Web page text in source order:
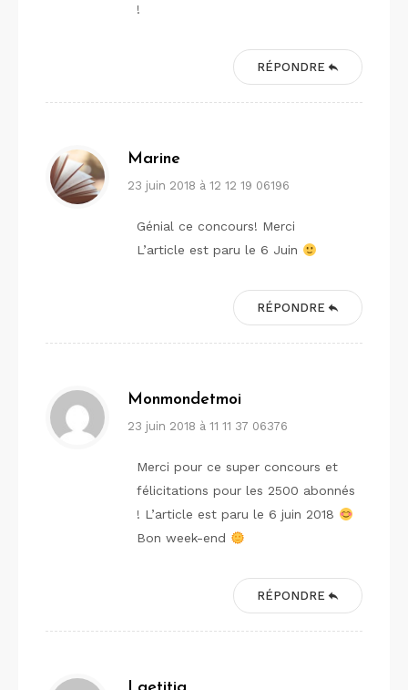
!
RÉPONDRE
Marine
23 juin 2018 à 12 12 19 06196
Génial ce concours! Merci
L’article est paru le 6 Juin
RÉPONDRE
Monmondetmoi
23 juin 2018 à 11 11 37 06376
Merci pour ce super concours et
félicitations pour les 2500 abonnés
! L’article est paru le 6 juin 2018
Bon week-end
RÉPONDRE